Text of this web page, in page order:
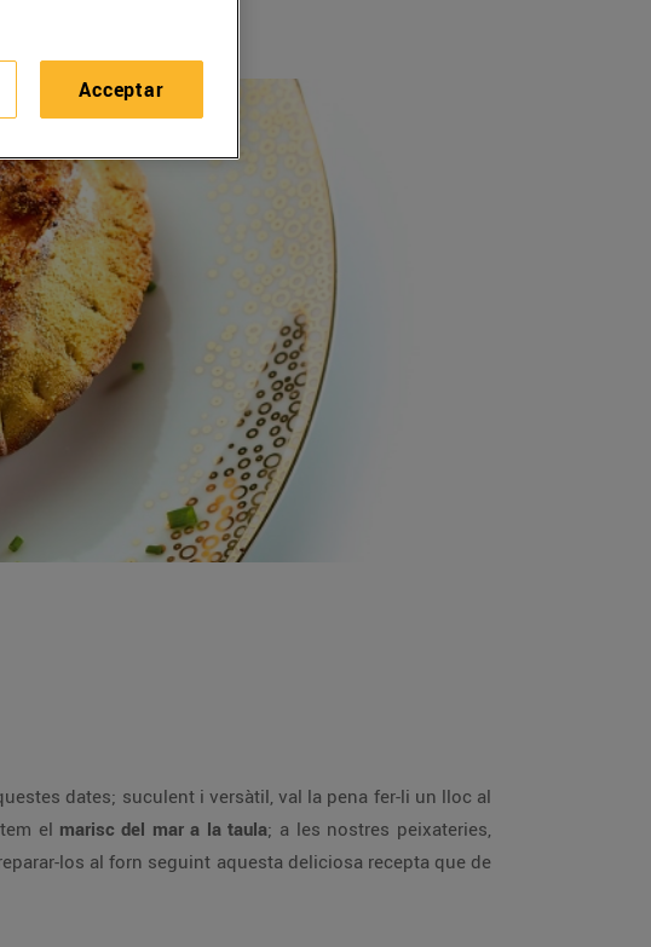
dates; suculent i versàtil, val la pena fer-li un lloc al
el marisc del mar a la taula; a les nostres peixateries,
los al forn seguint aquesta deliciosa recepta que de
Acceptar